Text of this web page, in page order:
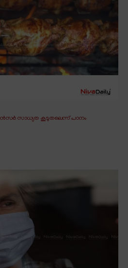
സാധ്യത കൂടുതലെന്ന് പഠനം